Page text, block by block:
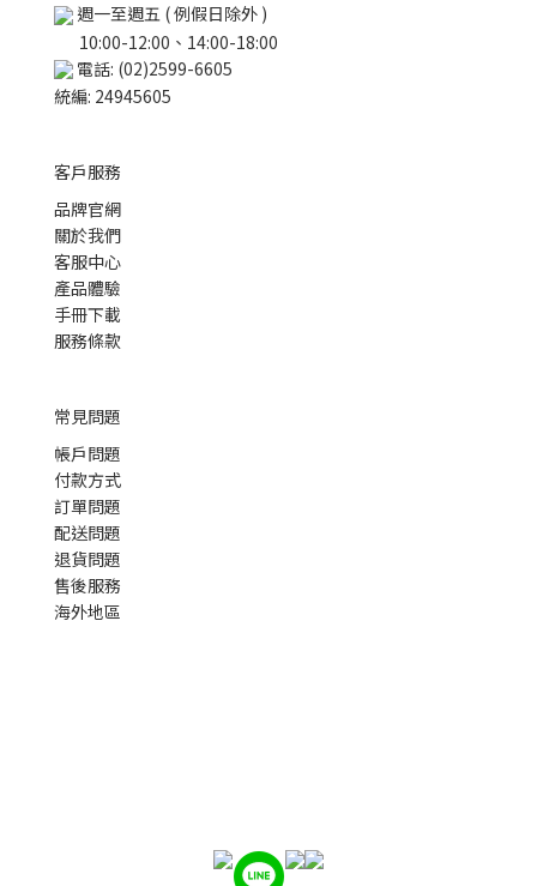
週一至週五 ( 例假日除外 )
10:00-12:00、14:00-18:00
電話: (02)2599-6605
統編: 24945605
客戶服務
品牌官網
關於我們
客服中心
產品體驗
手冊下載
服務條款
常見問題
帳戶問題
付款方式
訂單問題
配送問題
退貨問題
售後服務
海外地區